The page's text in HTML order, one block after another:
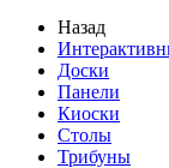
Назад
Доски
Панели
Киоски
Столы
Трибуны